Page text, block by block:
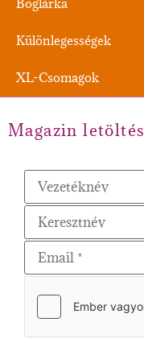
Boglárka
Különlegességek
XL-Csomagok
Magazin letöltés